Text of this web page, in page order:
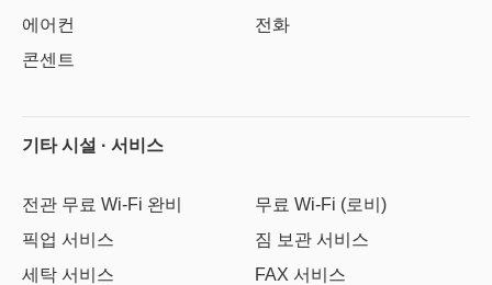
에어컨
전화
콘센트
기타 시설 · 서비스
전관 무료 Wi-Fi 완비
무료 Wi-Fi (로비)
픽업 서비스
짐 보관 서비스
세탁 서비스
FAX 서비스